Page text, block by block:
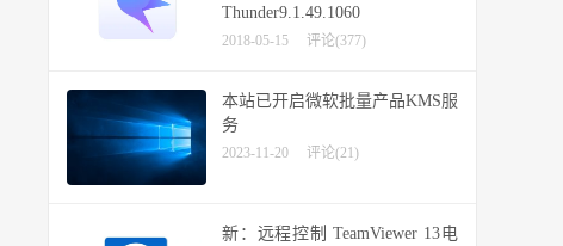
Thunder9.1.49.1060
2018-05-15 评论(377)
本站已开启微软批量产品KMS服
务
2023-11-20 评论(21)
新：远程控制 TeamViewer 13电